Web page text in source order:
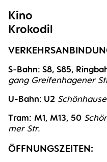
Kino
Krokodil
S‑Bahn: S8, S85,
gang Grei­fen­ha­ge­ner
U‑Bahn: U2
Tram: M1, M13, 50
mer Str.
ÖFF­NUNGS­ZEI­TEN: